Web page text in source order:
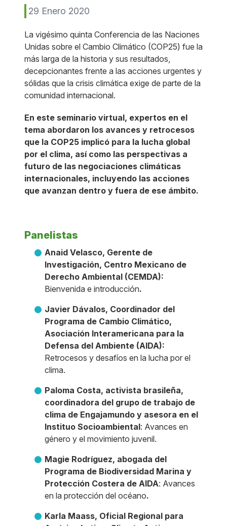
29 Enero 2020
La vigésimo quinta Conferencia de las Naciones
Unidas sobre el Cambio Climático (COP25) fue la
más larga de la historia y sus resultados,
decepcionantes frente a las acciones urgentes y
sólidas que la crisis climática exige de parte de la
comunidad internacional.
En este seminario virtual, expertos en el
tema abordaron los avances y retrocesos
que la COP25 implicó para la lucha global
por el clima, así como las perspectivas a
futuro de las negociaciones climáticas
internacionales, incluyendo las acciones
que avanzan dentro y fuera de ese ámbito.
Panelistas
Anaid Velasco, Gerente de
Investigación, Centro Mexicano de
Derecho Ambiental (CEMDA):
Bienvenida e introducción.
Javier Dávalos, Coordinador del
Programa de Cambio Climático,
Asociación Interamericana para la
Defensa del Ambiente (AIDA):
Retrocesos y desafíos en la lucha por el
clima.
Paloma Costa, activista brasileña,
coordinadora del grupo de trabajo de
clima de Engajamundo y asesora en el
Instituo Socioambiental: Avances en
género y el movimiento juvenil.
Magie Rodríguez, abogada del
Programa de Biodiversidad Marina y
Protección Costera de AIDA: Avances
en la protección del océano.
Karla Maass, Oficial Regional para